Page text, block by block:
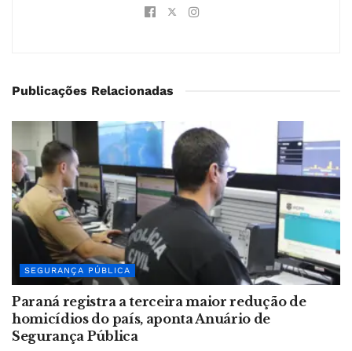
Publicações Relacionadas
SEGURANÇA PÚBLICA
Paraná registra a terceira maior redução de
homicídios do país, aponta Anuário de
Segurança Pública